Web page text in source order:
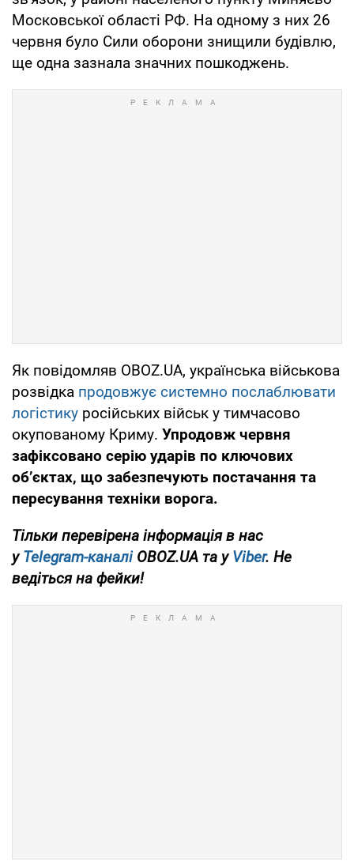
Московської області РФ. На одному з них 26
червня було Сили оборони знищили будівлю,
ще одна зазнала значних пошкоджень.
Як повідомляв OBOZ.UA, українська військова
розвідка продовжує системно послаблювати
логістику російських військ у тимчасово
окупованому Криму. Упродовж червня
зафіксовано серію ударів по ключових
об’єктах, що забезпечують постачання та
пересування техніки ворога.
Тільки перевірена інформація в нас
уTelegram-каналіOBOZ.UA та уViber. Не
ведіться на фейки!